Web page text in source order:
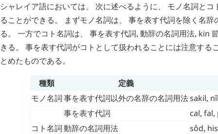
シャレイア語においては、 次に述べるように、 モノ名詞と
ることができる。 まずモノ名詞は、 事を表す代詞を除く名
る。 一方でコト名詞は、 事を表す代詞, 動辞の名詞用法, kin
きる。 事を表す代詞がコトとして扱われることには注意する
とめたものである。
種類
定義
モノ名詞事を表す代詞以外の名辞の名詞用法sakil,
コト名詞
事を表す代詞 cal, fal,
動辞の名詞用法
sôd,